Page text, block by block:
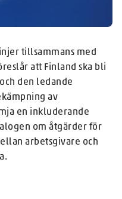
tillsammans med
att Finland ska bli
den ledande
av
en inkluderande
om åtgärder för
arbetsgivare och